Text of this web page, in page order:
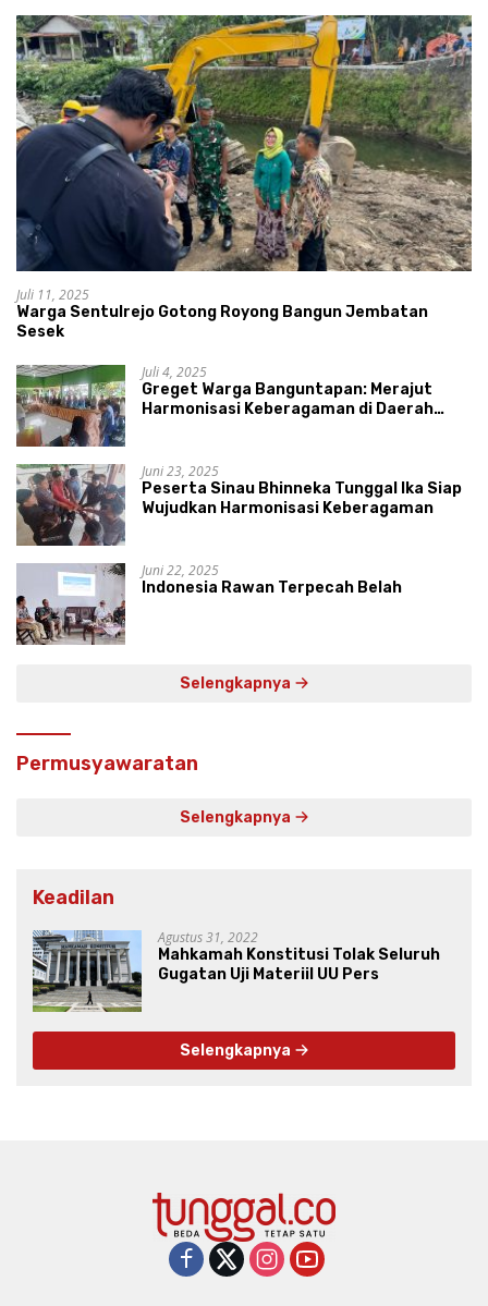
Juli 11, 2025
Warga Sentulrejo Gotong Royong Bangun Jembatan
Sesek
Juli 4, 2025
Greget Warga Banguntapan: Merajut
Harmonisasi Keberagaman di Daerah
Juni 23, 2025
Peserta Sinau Bhinneka Tunggal Ika Siap
Wujudkan Harmonisasi Keberagaman
Juni 22, 2025
Indonesia Rawan Terpecah Belah
Selengkapnya
Permusyawaratan
Selengkapnya
Keadilan
Agustus 31, 2022
Mahkamah Konstitusi Tolak Seluruh
Gugatan Uji Materiil UU Pers
Selengkapnya